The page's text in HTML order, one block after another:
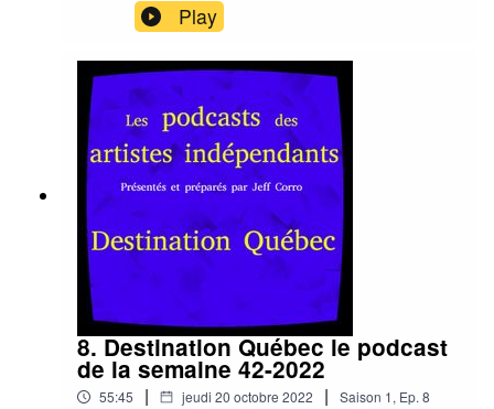
Play
8. Destination Québec le podcast
de la semaine 42-2022
55:45 | jeudi 20 octobre 2022 | Saison 1, Ep. 8